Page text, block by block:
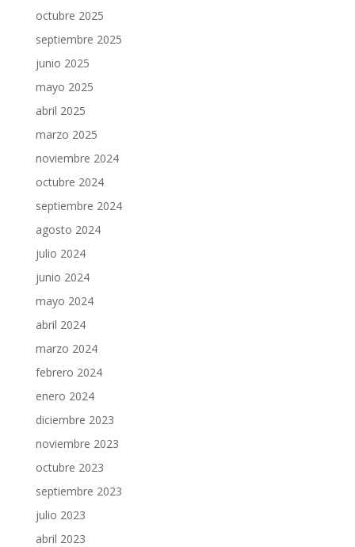
octubre 2025
septiembre 2025
junio 2025
mayo 2025
abril 2025
marzo 2025
noviembre 2024
octubre 2024
septiembre 2024
agosto 2024
julio 2024
junio 2024
mayo 2024
abril 2024
marzo 2024
febrero 2024
enero 2024
diciembre 2023
noviembre 2023
octubre 2023
septiembre 2023
julio 2023
abril 2023